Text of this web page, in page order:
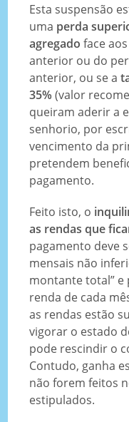
Esta suspensão
uma perda
agregado face
anterior ou do
anterior, ou se a
35% (valor
queiram aderir a
senhorio, por
vencimento da
pretendem
pagamento.
Feito isto, o
as rendas que
pagamento deve
mensais não
montante total” e
renda de cada
as rendas estão
vigorar o estado
pode rescindir o
Contudo, ganha
não forem feitos
estipulados.